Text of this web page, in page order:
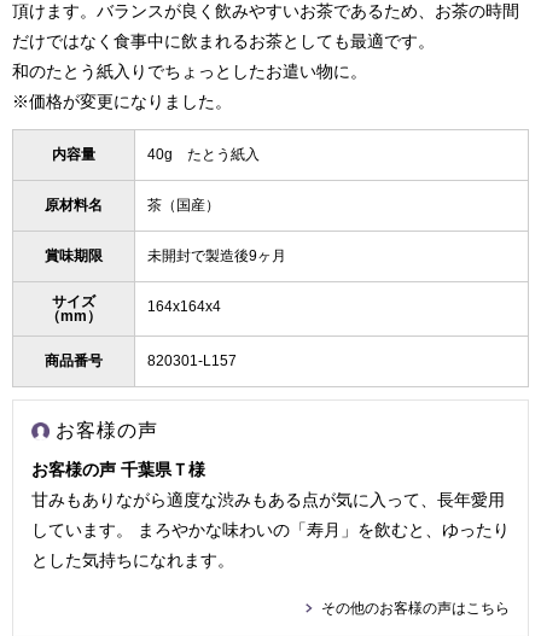
頂けます。バランスが良く飲みやすいお茶であるため、お茶の時間
だけではなく食事中に飲まれるお茶としても最適です。
和のたとう紙入りでちょっとしたお遣い物に。
※価格が変更になりました。
内容量 40g たとう紙入
原材料名 茶（国産）
賞味期限 未開封で製造後9ヶ月
サイズ
（mm）
164x164x4
商品番号 820301-L157
お客様の声
お客様の声 千葉県Ｔ様
甘みもありながら適度な渋みもある点が気に入って、長年愛用
しています。 まろやかな味わいの「寿月」を飲むと、ゆったり
とした気持ちになれます。
その他のお客様の声はこちら